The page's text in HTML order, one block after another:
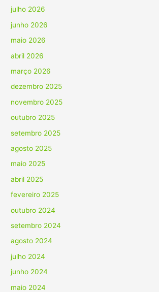
julho 2026
junho 2026
maio 2026
abril 2026
março 2026
dezembro 2025
novembro 2025
outubro 2025
setembro 2025
agosto 2025
maio 2025
abril 2025
fevereiro 2025
outubro 2024
setembro 2024
agosto 2024
julho 2024
junho 2024
maio 2024